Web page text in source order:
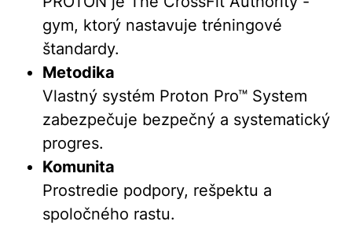
gym, ktorý nastavuje tréningové
štandardy.
Metodika
Vlastný systém Proton Pro™ System
zabezpečuje bezpečný a systematický
progres.
Komunita
Prostredie podpory, rešpektu a
spoločného rastu.